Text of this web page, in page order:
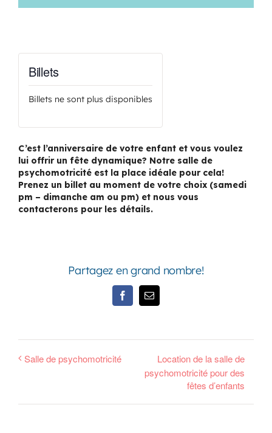
Billets
Billets ne sont plus disponibles
C’est l’anniversaire de votre enfant et vous voulez
lui offrir un fête dynamique? Notre salle de
psychomotricité est la place idéale pour cela!
Prenez un billet au moment de votre choix (samedi
pm – dimanche am ou pm) et nous vous
contacterons pour les détails.
Partagez en grand nombre!
FacebookEmail
Salle de psychomotricité
Location de la salle de
psychomotricité pour des
fêtes d’enfants